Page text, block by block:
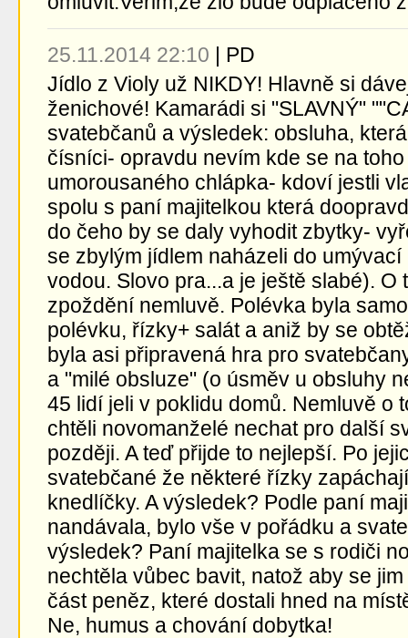
25.11.2014 22:10 | PD
Jídlo z Violy už NIKDY! Hlavně si
ženichové! Kamarádi si "SLAVNÝ"
svatebčanů a výsledek: obsluha,
čísníci- opravdu nevím kde se na
umorousaného chlápka- kdoví jestli
spolu s paní majitelkou která
do čeho by se daly vyhodit zbytky-
se zbylým jídlem naházeli do
vodou. Slovo pra...a je ještě slabé).
zpoždění nemluvě. Polévka byla
polévku, řízky+ salát a aniž by se
byla asi připravená hra pro
a "milé obsluze" (o úsměv u obsluhy
45 lidí jeli v poklidu domů. Nemluvě o
chtěli novomanželé nechat pro další
později. A teď přijde to nejlepší. Po
svatebčané že některé řízky
knedlíčky. A výsledek? Podle paní
nandávala, bylo vše v pořádku a
výsledek? Paní majitelka se s rodiči
nechtěla vůbec bavit, natož aby se
část peněz, které dostali hned na
Ne, humus a chování dobytka!